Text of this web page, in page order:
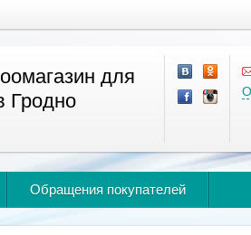
для
Гродно
Обращения покупателей